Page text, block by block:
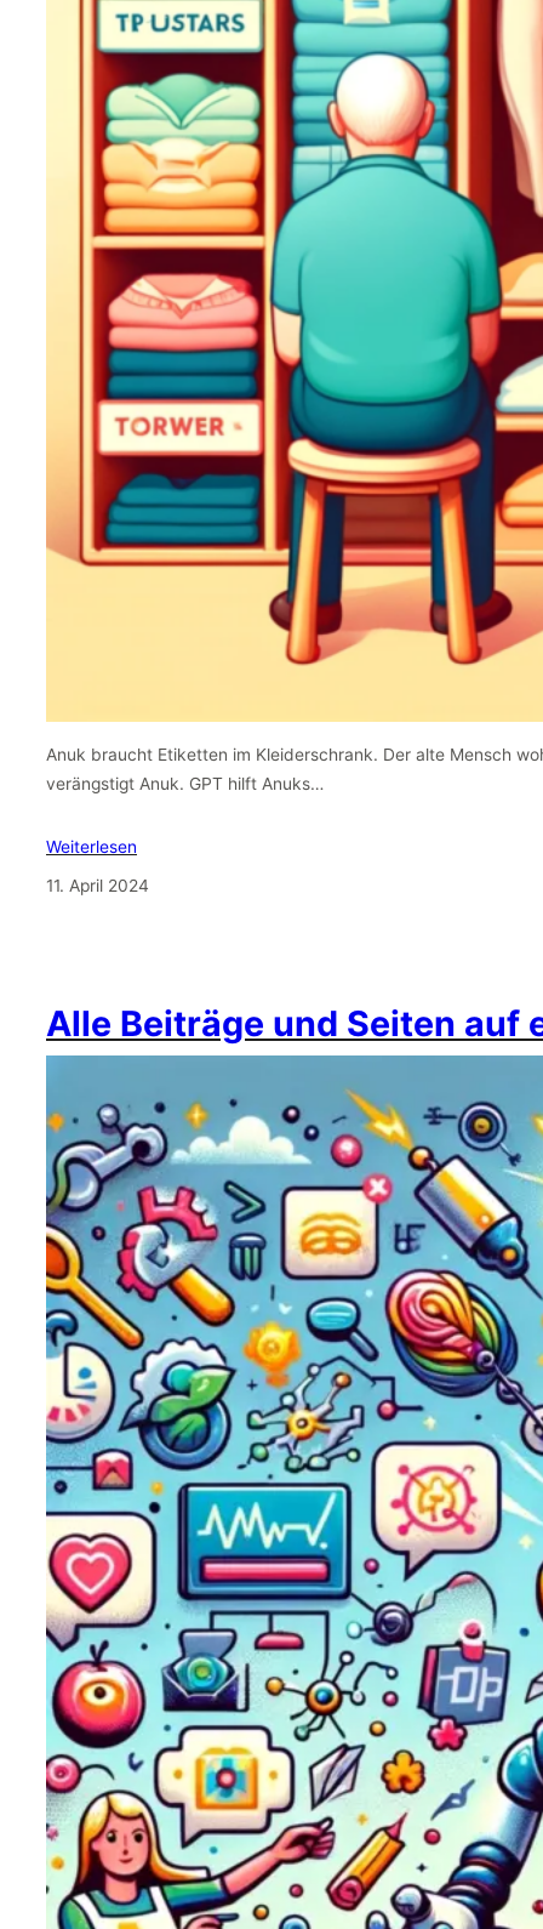
Anuk braucht Etiketten im Kleiderschrank. Der alte Mensch
verängstigt Anuk. GPT hilft Anuks…
Weiterlesen
11. April 2024
Alle Beiträge und Seiten auf